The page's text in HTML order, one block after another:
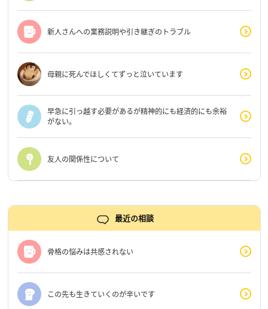
新人さんへの業務説明や引き継ぎのトラブル
母親に死んでほしくてずっと泣いています
早急に引っ越す必要があるが精神的にも経済的にも余裕
がない。
友人の関係性について
最近の相談
骨格の悩みは共感されない
この先も生きていくのが辛いです